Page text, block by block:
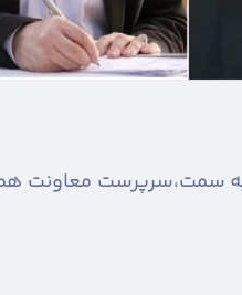
سمت،سرپرست معاونت